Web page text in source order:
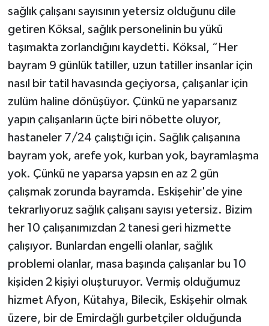
sağlık çalışanı sayısının yetersiz olduğunu dile
getiren Köksal, sağlık personelinin bu yükü
taşımakta zorlandığını kaydetti. Köksal, “Her
bayram 9 günlük tatiller, uzun tatiller insanlar için
nasıl bir tatil havasında geçiyorsa, çalışanlar için
zulüm haline dönüşüyor. Çünkü ne yaparsanız
yapın çalışanların üçte biri nöbette oluyor,
hastaneler 7/24 çalıştığı için. Sağlık çalışanına
bayram yok, arefe yok, kurban yok, bayramlaşma
yok. Çünkü ne yaparsa yapsın en az 2 gün
çalışmak zorunda bayramda. Eskişehir'de yine
tekrarlıyoruz sağlık çalışanı sayısı yetersiz. Bizim
her 10 çalışanımızdan 2 tanesi geri hizmette
çalışıyor. Bunlardan engelli olanlar, sağlık
problemi olanlar, masa başında çalışanlar bu 10
kişiden 2 kişiyi oluşturuyor. Vermiş olduğumuz
hizmet Afyon, Kütahya, Bilecik, Eskişehir olmak
üzere, bir de Emirdağlı gurbetçiler olduğunda